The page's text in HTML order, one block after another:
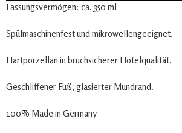
Fassungsvermögen: ca. 350 ml
Spülmaschinenfest und mikrowellengeeignet.
Hartporzellan in bruchsicherer Hotelqualität.
Geschliffener Fuß, glasierter Mundrand.
100% Made in Germany